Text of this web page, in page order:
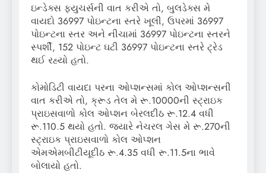
ઇન્ડેક્સ ફ્યુચર્સની વાત કરીએ તો, બુલડેક્સ મે
વાયદો 36997 પોઇન્ટના સ્તરે ખૂલી, ઉપરમાં 36997
પોઇન્ટના સ્તર અને નીચામાં 36997 પોઇન્ટના સ્તરને
સ્પર્શી, 152 પોઇન્ટ ઘટી 36997 પોઇન્ટના સ્તરે ટ્રેડ
થઈ રહ્યો હતો.
કોમોડિટી વાયદા પરના ઓપ્શન્સમાં કોલ ઓપ્શન્સની
વાત કરીએ તો, ક્રૂડ તેલ મે રૂ.10000ની સ્ટ્રાઇક
પ્રાઇસવાળો કોલ ઓપ્શન બેરલદીઠ રૂ.12.4 વધી
રૂ.110.5 થયો હતો. જ્યારે નેચરલ ગેસ મે રૂ.270ની
સ્ટ્રાઇક પ્રાઇસવાળો કોલ ઓપ્શન
એમએમબીટીયૂદીઠ રૂ.4.35 વધી રૂ.11.5ના ભાવે
બોલાયો હતો.